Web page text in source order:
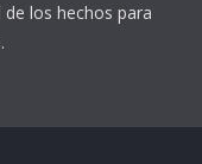
los hechos para